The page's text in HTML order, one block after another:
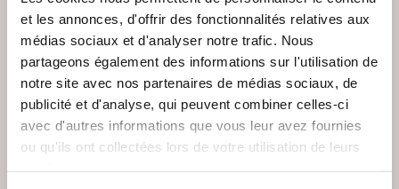
et les annonces, d'offrir des fonctionnalités relatives aux
médias sociaux et d'analyser notre trafic. Nous
partageons également des informations sur l'utilisation de
notre site avec nos partenaires de médias sociaux, de
publicité et d'analyse, qui peuvent combiner celles-ci
avec d'autres informations que vous leur avez fournies
ou qu'ils ont collectées lors de votre utilisation de leurs